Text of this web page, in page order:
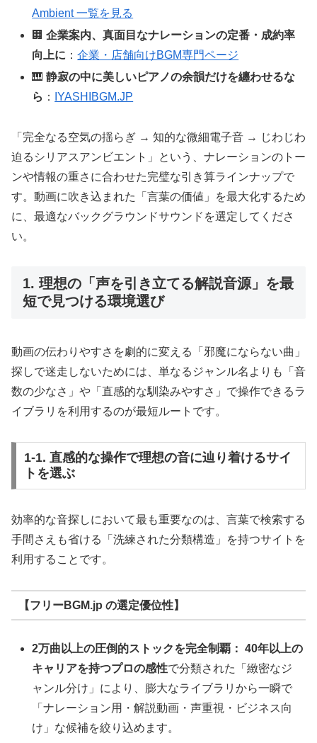
Ambient 一覧を見る
🏢企業案内、真面目なナレーションの定番・成約率
向上に ：企業・店舗向けBGM専門ページ
🎹静寂の中に美しいピアノの余韻だけを纏わせるな
ら ： IYASHIBGM.JP
「完全なる空気の揺らぎ → 知的な微細電子音 → じわじわ
迫るシリアスアンビエント」という、ナレーションのトー
ンや情報の重さに合わせた完璧な引き算ラインナップで
す。動画に吹き込まれた「言葉の価値」を最大化するため
に、最適なバックグラウンドサウンドを選定してくださ
い。
1. 理想の「声を引き立てる解説音源」を最
短で見つける環境選び
動画の伝わりやすさを劇的に変える「邪魔にならない曲」
探しで迷走しないためには、単なるジャンル名よりも「音
数の少なさ」や「直感的な馴染みやすさ」で操作できるラ
イブラリを利用するのが最短ルートです。
1-1. 直感的な操作で理想の音に辿り着けるサイ
トを選ぶ
効率的な音探しにおいて最も重要なのは、言葉で検索する
手間さえも省ける「洗練された分類構造」を持つサイトを
利用することです。
【フリーBGM.jp の選定優位性】
2万曲以上の圧倒的ストックを完全制覇： 40年以上の
キャリアを持つプロの感性で分類された「緻密なジ
ャンル分け」により、膨大なライブラリから一瞬で
「ナレーション用・解説動画・声重視・ビジネス向
け」な候補を絞り込めます。